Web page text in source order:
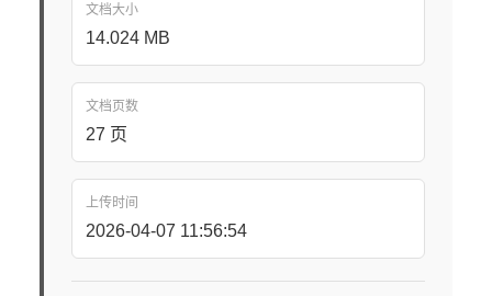
文档大小
14.024 MB
文档页数
27 页
上传时间
2026-04-07 11:56:54